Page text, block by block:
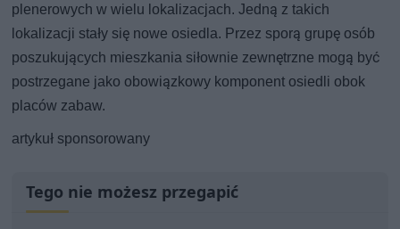
plenerowych w wielu lokalizacjach. Jedną z takich
lokalizacji stały się nowe osiedla. Przez sporą grupę osób
poszukujących mieszkania siłownie zewnętrzne mogą być
postrzegane jako obowiązkowy komponent osiedli obok
placów zabaw.
artykuł sponsorowany
Tego nie możesz przegapić